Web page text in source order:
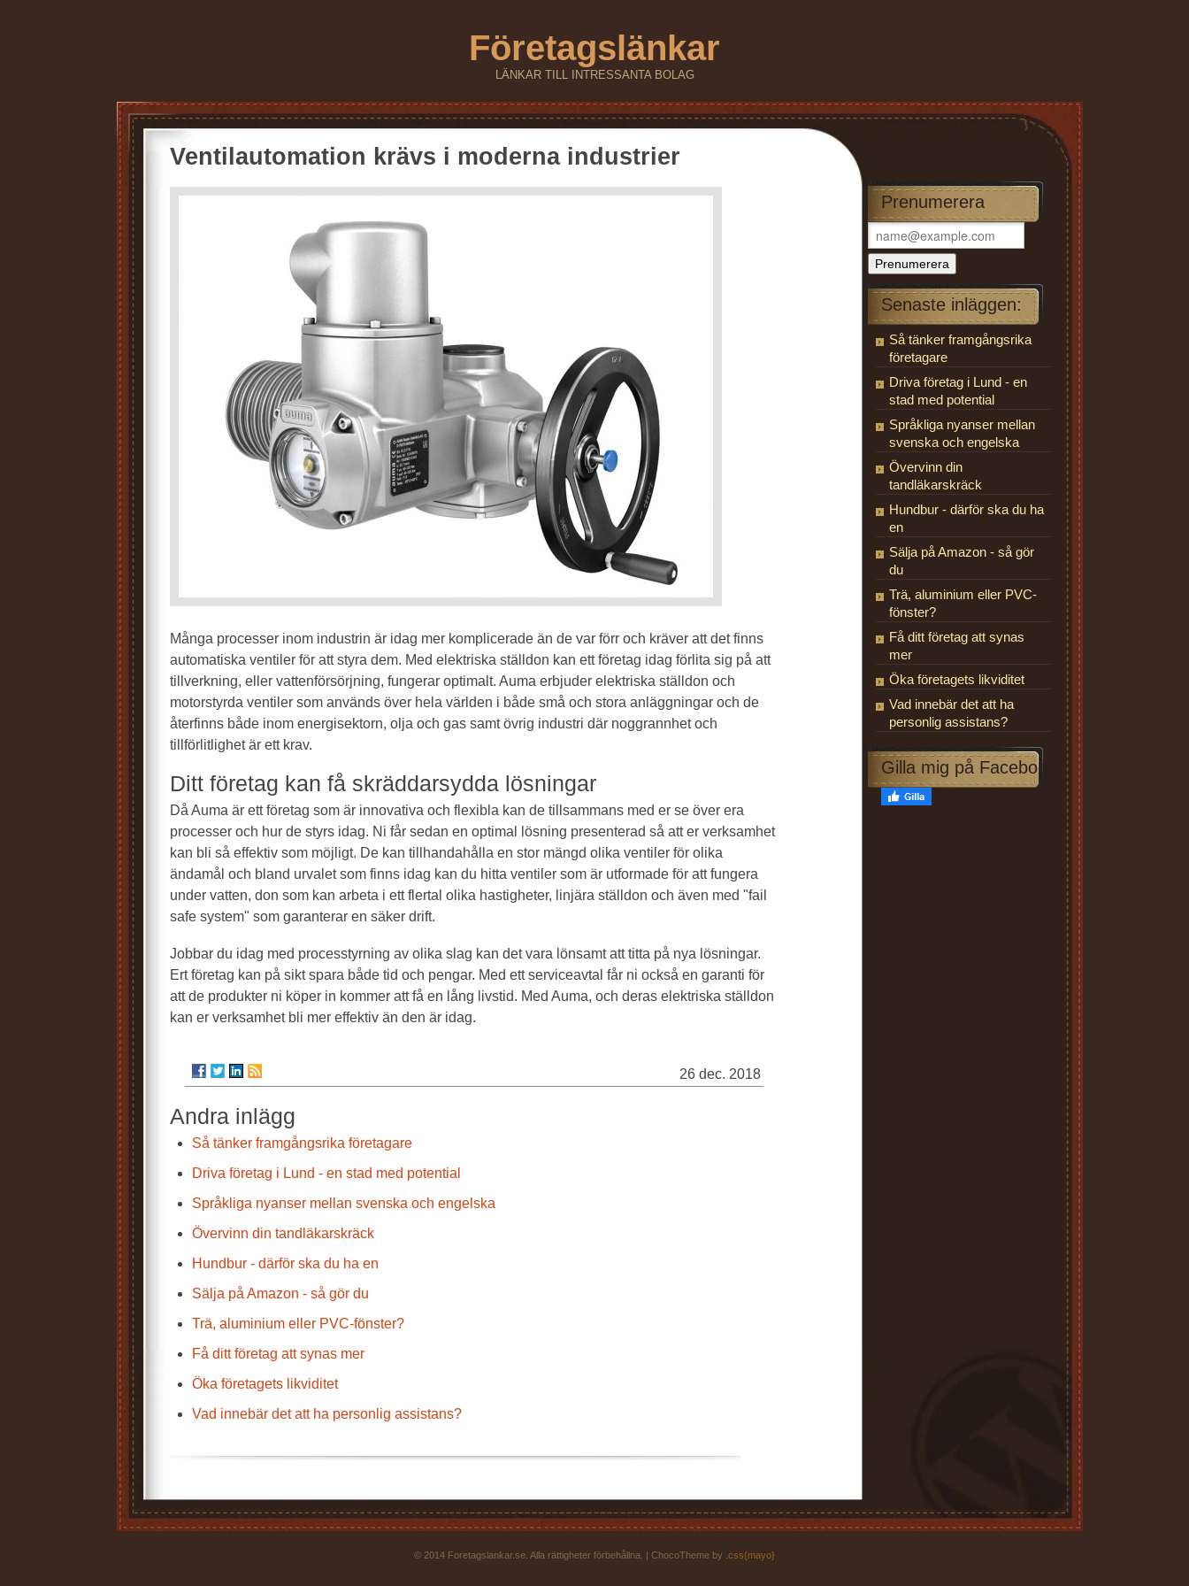
Företagslänkar
LÄNKAR TILL INTRESSANTA BOLAG
Ventilautomation krävs i moderna industrier
Många processer inom industrin är idag mer komplicerade än de var förr och kräver att det finns
automatiska ventiler för att styra dem. Med elektriska ställdon kan ett företag idag förlita sig på att
tillverkning, eller vattenförsörjning, fungerar optimalt. Auma erbjuder elektriska ställdon och
motorstyrda ventiler som används över hela världen i både små och stora anläggningar och de
återfinns både inom energisektorn, olja och gas samt övrig industri där noggrannhet och
tillförlitlighet är ett krav.
Ditt företag kan få skräddarsydda lösningar
Då Auma är ett företag som är innovativa och flexibla kan de tillsammans med er se över era
processer och hur de styrs idag. Ni får sedan en optimal lösning presenterad så att er verksamhet
kan bli så effektiv som möjligt. De kan tillhandahålla en stor mängd olika ventiler för olika
ändamål och bland urvalet som finns idag kan du hitta ventiler som är utformade för att fungera
under vatten, don som kan arbeta i ett flertal olika hastigheter, linjära ställdon och även med "fail
safe system" som garanterar en säker drift.
Jobbar du idag med processtyrning av olika slag kan det vara lönsamt att titta på nya lösningar.
Ert företag kan på sikt spara både tid och pengar. Med ett serviceavtal får ni också en garanti för
att de produkter ni köper in kommer att få en lång livstid. Med Auma, och deras elektriska ställdon
kan er verksamhet bli mer effektiv än den är idag.
26 dec. 2018
Andra inlägg
Så tänker framgångsrika företagare
Driva företag i Lund - en stad med potential
Språkliga nyanser mellan svenska och engelska
Övervinn din tandläkarskräck
Hundbur - därför ska du ha en
Sälja på Amazon - så gör du
Trä, aluminium eller PVC-fönster?
Få ditt företag att synas mer
Öka företagets likviditet
Vad innebär det att ha personlig assistans?
Prenumerera
Senaste inläggen:
Så tänker framgångsrika
företagare
Driva företag i Lund - en
stad med potential
Språkliga nyanser mellan
svenska och engelska
Övervinn din
tandläkarskräck
Hundbur - därför ska du ha
en
Sälja på Amazon - så gör
du
Trä, aluminium eller PVC-
fönster?
Få ditt företag att synas
mer
Öka företagets likviditet
Vad innebär det att ha
personlig assistans?
Gilla mig på Facebook:
© 2014 Foretagslankar.se. Alla rättigheter förbehållna. | ChocoTheme by .css{mayo}